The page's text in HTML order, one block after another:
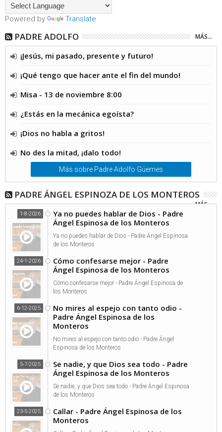
Powered by Translate
PADRE ADOLFO MÁS...
¡Jesús, mi pasado, presente y futuro!
¡Qué tengo que hacer ante el fin del mundo!
Misa - 13 de noviembre 8:00
¿Estás en la mecánica egoísta?
¡Dios no habla a gritos!
No des la mitad, ¡dalo todo!
Más sobre Padre Adolfo Güemes
PADRE ÁNGEL ESPINOZA DE LOS MONTEROS
MÁS...
Ya no puedes hablar de Dios - Padre
Ángel Espinosa de los Monteros
1-8-2026
Ya no puedes hablar de Dios - Padre Ángel Espinosa
de los Monteros
Cómo confesarse mejor - Padre
Ángel Espinosa de los Monteros
24-1-2026
Cómo confesarse mejor - Padre Ángel Espinosa de
los Monteros
No mires al espejo con tanto odio -
Padre Ángel Espinosa de los
Monteros
6-12-2025
No mires al espejo con tanto odio - Padre Ángel
Espinosa de los Monteros
Se nadie, y que Dios sea todo - Padre
Ángel Espinosa de los Monteros
5-7-2025
Se nadie, y que Dios sea todo - Padre Ángel Espinosa
de los Monteros
Callar - Padre Ángel Espinosa de los
Monteros
23-5-2025